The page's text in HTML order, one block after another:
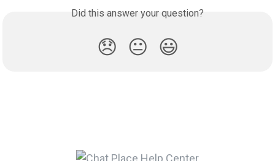
Did this answer your question?
😞 😐 😃